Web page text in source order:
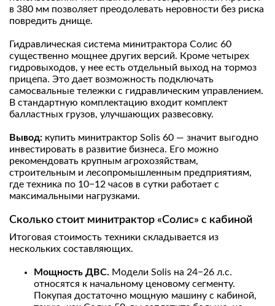
в 380 мм позволяет преодолевать неровности без риска
повредить днище.
Гидравлическая система минитрактора Солис 60
существенно мощнее других версий. Кроме четырех
гидровыходов, у нее есть отдельный выход на тормоз
прицепа. Это дает возможность подключать
самосвальные тележки с гидравлическим управлением.
В стандартную комплектацию входит комплект
балластных грузов, улучшающих развесовку.
Вывод: купить минитрактор Solis 60 — значит выгодно
инвестировать в развитие бизнеса. Его можно
рекомендовать крупным агрохозяйствам,
строительным и лесопромышленным предприятиям,
где техника по 10−12 часов в сутки работает с
максимальными нагрузками.
Сколько стоит минитрактор «Солис» с кабиной
Итоговая стоимость техники складывается из
нескольких составляющих.
Мощность ДВС. Модели Solis на 24−26 л.с.
относятся к начальному ценовому сегменту.
Покупая достаточно мощную машину с кабиной,